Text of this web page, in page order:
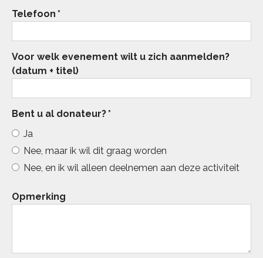
Telefoon *
Voor welk evenement wilt u zich aanmelden?
(datum + titel)
Bent u al donateur?*
Ja
Nee, maar ik wil dit graag worden
Nee, en ik wil alleen deelnemen aan deze activiteit
Opmerking